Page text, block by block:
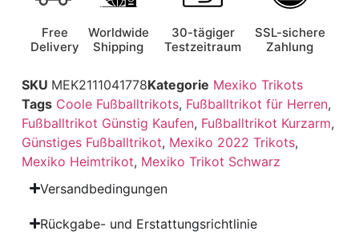
Free
Delivery
Worldwide
Shipping
30-tägiger
Testzeitraum
SSL-sichere
Zahlung
SKU MEK2111041778Kategorie Mexiko Trikots
Tags Coole Fußballtrikots, Fußballtrikot für Herren,
Fußballtrikot Günstig Kaufen, Fußballtrikot Kurzarm,
Günstiges Fußballtrikot, Mexiko 2022 Trikots,
Mexiko Heimtrikot, Mexiko Trikot Schwarz
Versandbedingungen
Rückgabe- und Erstattungsrichtlinie